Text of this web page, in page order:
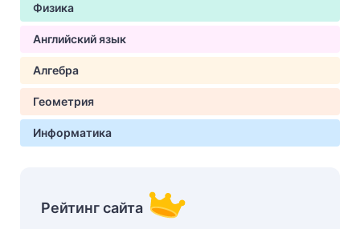
Физика
Английский язык
Алгебра
Геометрия
Информатика
Рейтинг сайта